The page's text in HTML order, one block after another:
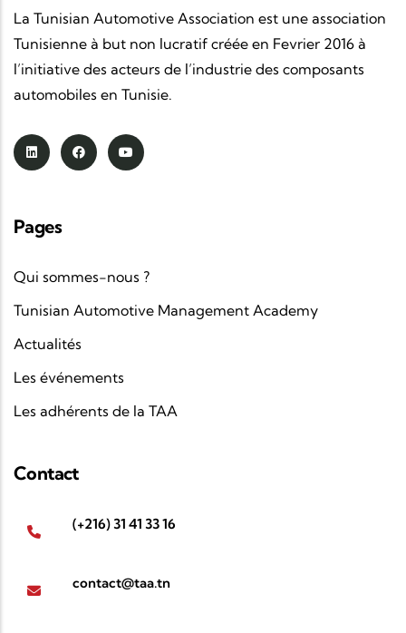
La Tunisian Automotive Association est une association
Tunisienne à but non lucratif créée en Fevrier 2016 à
l’initiative des acteurs de l’industrie des composants
automobiles en Tunisie.
Pages
Qui sommes-nous ?
Tunisian Automotive Management Academy
Actualités
Les événements
Les adhérents de la TAA
Contact
(+216) 31 41 33 16
contact@taa.tn